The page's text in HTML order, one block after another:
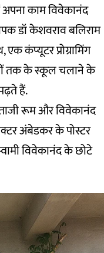
काम विवेकानंद
डॉ केशवराव बलिराम
कंप्यूटर प्रोग्रामिंग
तक के स्कूल चलाने के
हैं.
रूम और विवेकानंद
अंबेडकर के पोस्टर
विवेकानंद के छोटे